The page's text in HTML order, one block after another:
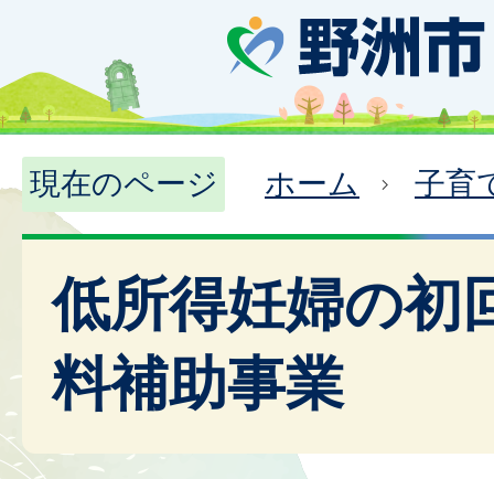
現在のページ ホーム 子育
低所得妊婦の初
料補助事業